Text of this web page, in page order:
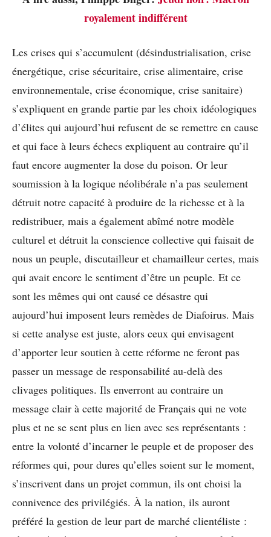
royalement indifférent
Les crises qui s’accumulent (désindustrialisation, crise
énergétique, crise sécuritaire, crise alimentaire, crise
environnementale, crise économique, crise sanitaire)
s’expliquent en grande partie par les choix idéologiques
d’élites qui aujourd’hui refusent de se remettre en cause
et qui face à leurs échecs expliquent au contraire qu’il
faut encore augmenter la dose du poison. Or leur
soumission à la logique néolibérale n’a pas seulement
détruit notre capacité à produire de la richesse et à la
redistribuer, mais a également abîmé notre modèle
culturel et détruit la conscience collective qui faisait de
nous un peuple, discutailleur et chamailleur certes, mais
qui avait encore le sentiment d’être un peuple. Et ce
sont les mêmes qui ont causé ce désastre qui
aujourd’hui imposent leurs remèdes de Diafoirus. Mais
si cette analyse est juste, alors ceux qui envisagent
d’apporter leur soutien à cette réforme ne feront pas
passer un message de responsabilité au-delà des
clivages politiques. Ils enverront au contraire un
message clair à cette majorité de Français qui ne vote
plus et ne se sent plus en lien avec ses représentants :
entre la volonté d’incarner le peuple et de proposer des
réformes qui, pour dures qu’elles soient sur le moment,
s’inscrivent dans un projet commun, ils ont choisi la
connivence des privilégiés. À la nation, ils auront
préféré la gestion de leur part de marché clientéliste :